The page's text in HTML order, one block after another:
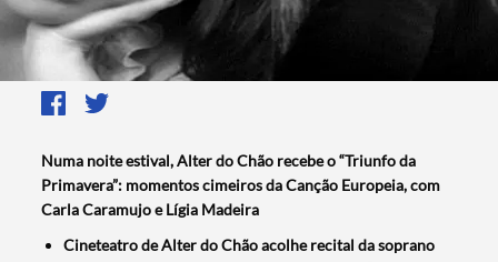
Numa noite estival, Alter do Chão recebe o “Triunfo da
Primavera”: momentos cimeiros da Canção Europeia, com
Carla Caramujo e Lígia Madeira
Cineteatro de Alter do Chão acolhe recital da soprano